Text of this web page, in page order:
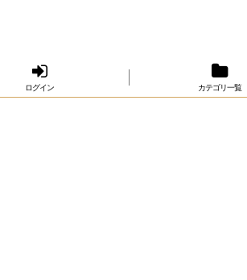
ログイン カテゴリ一覧